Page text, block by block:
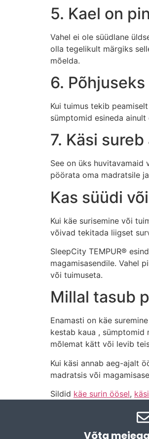
5. Kael on
Vahel ei ole süüdlane
olla tegelikult märgiks
mõelda.
6.
Kui tuimus tekib
sümptomid esineda
7. Käsi
See on üks huvitavamaid
pöörata oma madratsile
Kas süüdi
Kui käe surisemine või
võivad tekitada liigset
SleepCity TEMPUR®
magamisasendile. Vahel
või tuimuseta.
Millal tasub
Enamasti on käe
kestab kaua , sümptomid
mõlemat kätt või levib
Kui käsi annab aeg-ajalt
madratsis või
Sildid käe surin öösel,
Võta